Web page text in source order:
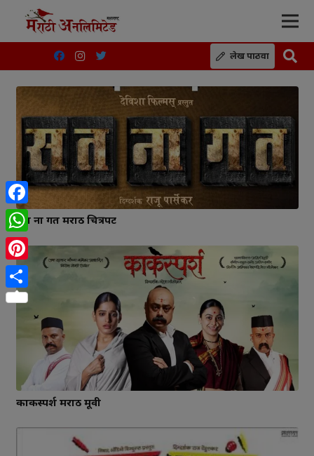
लेख पाठवा
सत ना गत मराठी चित्रपट
काकस्पर्श मराठी मूवी
Facebook
WhatsApp
Pinterest
Share